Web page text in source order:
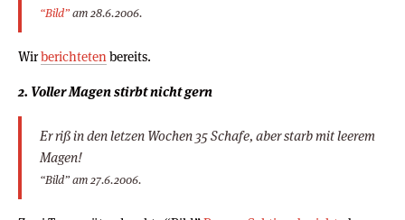
“Bild”am 28.6.2006.
Wirberichteten bereits.
2. Voller Magen stirbt nicht gern
Er riß in den letzen Wochen 35 Schafe, aber starb mit leerem
Magen!
“Bild” am 27.6.2006.